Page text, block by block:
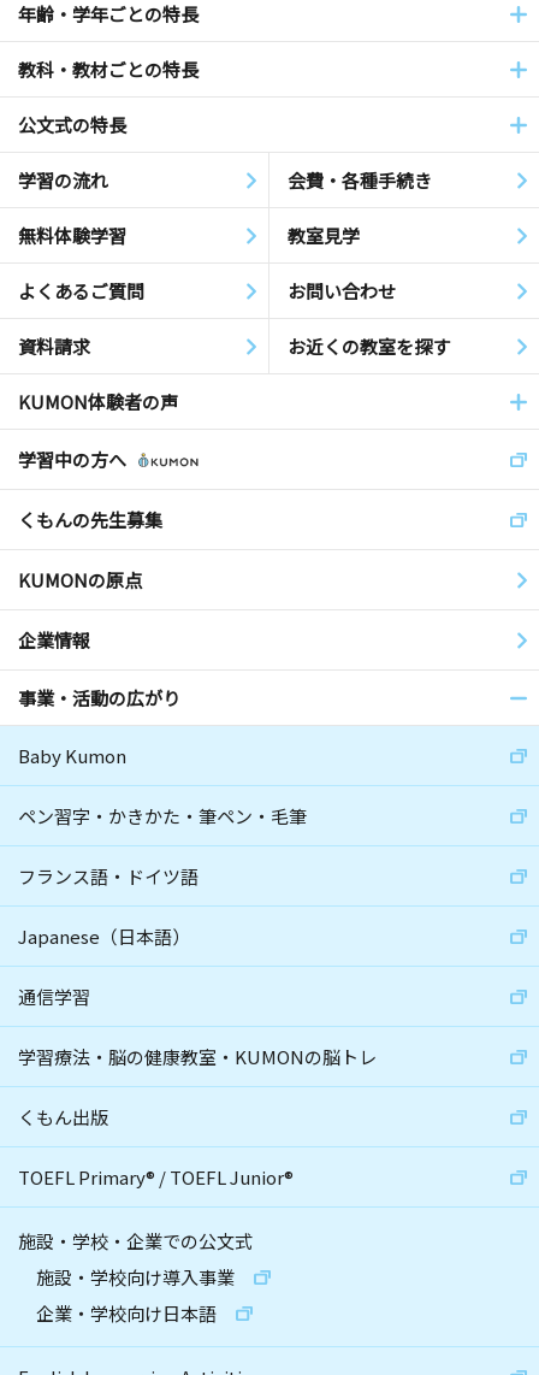
年齢・学年ごとの特長
教科・教材ごとの特長
公文式の特長
学習の流れ 会費・各種手続き
無料体験学習 教室見学
よくあるご質問 お問い合わせ
資料請求 お近くの教室を探す
KUMON体験者の声
学習中の方へ
くもんの先生募集
KUMONの原点
企業情報
事業・活動の広がり
Baby Kumon
ペン習字・かきかた・筆ペン・毛筆
フランス語・ドイツ語
Japanese（日本語）
通信学習
学習療法・脳の健康教室・KUMONの脳トレ
くもん出版
TOEFL Primary® /TOEFL Junior®
施設・学校・企業での公文式
施設・学校向け導入事業
企業・学校向け日本語